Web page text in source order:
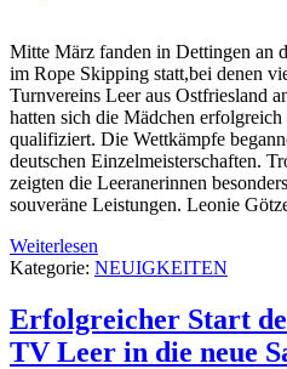
Mitte März fanden in Dettingen an
im Rope Skipping statt,bei denen
Turnvereins Leer aus Ostfriesland
hatten sich die Mädchen
qualifiziert. Die Wettkämpfe
deutschen Einzelmeisterschaften.
zeigten die Leeranerinnen
souveräne Leistungen. Leonie
Weiterlesen
Kategorie: NEUIGKEITEN
Erfolgreicher Start
TV Leer in die neue